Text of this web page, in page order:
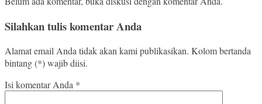
Silahkan tulis komentar Anda
Alamat email Anda tidak akan kami publikasikan. Kolom bertanda
bintang (*) wajib diisi.
Isi komentar Anda *